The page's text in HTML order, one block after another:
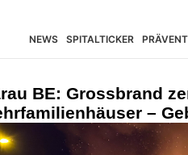
NEWS SPITALTICKER
BE: Grossbrand
–